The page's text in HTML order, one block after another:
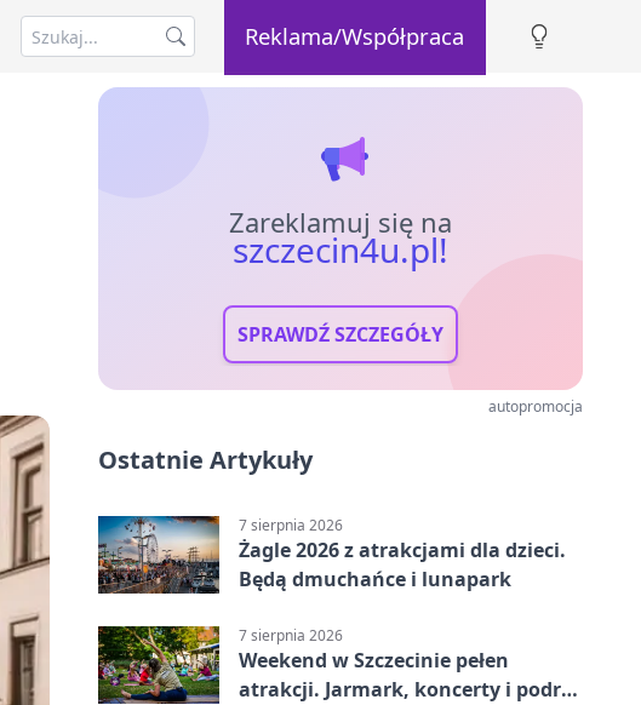
Reklama/Współpraca
Zareklamuj się na
szczecin4u.pl!
SPRAWDŹ SZCZEGÓŁY
autopromocja
Ostatnie Artykuły
7 sierpnia 2026
Żagle 2026 z atrakcjami dla dzieci.
Będą dmuchańce i lunapark
7 sierpnia 2026
Weekend w Szczecinie pełen
atrakcji. Jarmark, koncerty i podróż